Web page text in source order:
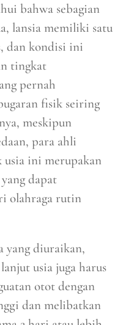
bahwa sebagian
lansia memiliki satu
dan kondisi ini
tingkat
pernah
fisik seiring
meskipun
para ahli
usia ini merupakan
dapat
olahraga rutin
yang diuraikan,
usia juga harus
otot dengan
dan melibatkan